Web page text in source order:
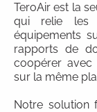
TeroAir est la
qui relie les
équipements
rapports de
coopérer avec
sur la même
Notre solution